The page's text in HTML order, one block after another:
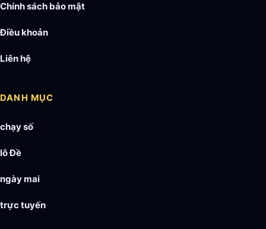
Chính sách bảo mật
Điều khoản
Liên hệ
DANH MỤC
chạy số
lô Đề
ngày mai
trực tuyến